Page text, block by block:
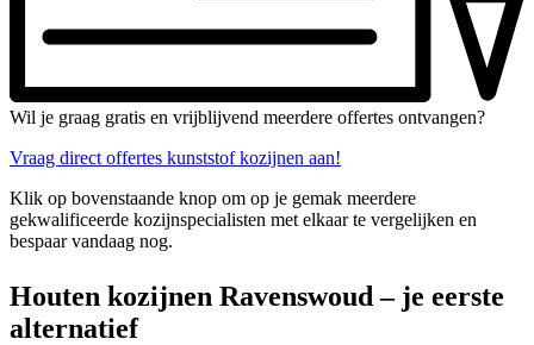
Wil je graag gratis en vrijblijvend meerdere offertes ontvangen?
Vraag direct offertes kunststof kozijnen aan!
Klik op bovenstaande knop om op je gemak meerdere
gekwalificeerde kozijnspecialisten met elkaar te vergelijken en
bespaar vandaag nog.
Houten kozijnen Ravenswoud – je eerste
alternatief